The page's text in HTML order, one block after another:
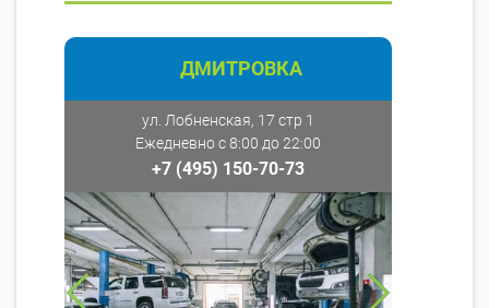
ДМИТРОВКА
ул. Лобненская, 17 стр 1
Ежедневно с 8:00 до 22:00
+7 (495) 150-70-73